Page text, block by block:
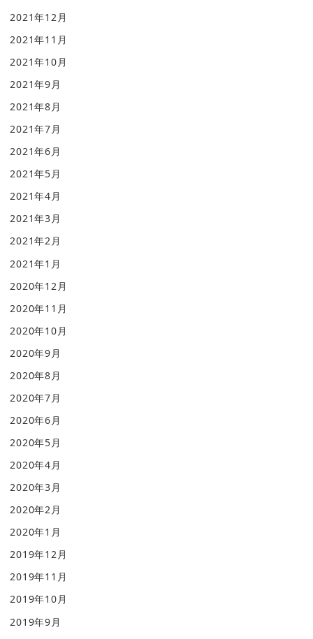
2021年12月
2021年11月
2021年10月
2021年9月
2021年8月
2021年7月
2021年6月
2021年5月
2021年4月
2021年3月
2021年2月
2021年1月
2020年12月
2020年11月
2020年10月
2020年9月
2020年8月
2020年7月
2020年6月
2020年5月
2020年4月
2020年3月
2020年2月
2020年1月
2019年12月
2019年11月
2019年10月
2019年9月